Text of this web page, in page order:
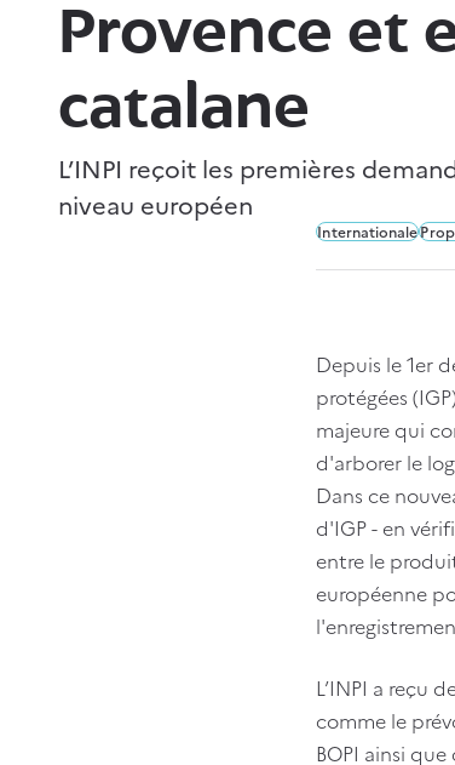
Provence et
catalane
L’INPI reçoit les premières
niveau européen
Internationale
Depuis le 1er
protégées
majeure qui
d'arborer le
Dans ce
d'IGP - en
entre le
européenne
L’INPI a reçu
comme le
BOPI ainsi que